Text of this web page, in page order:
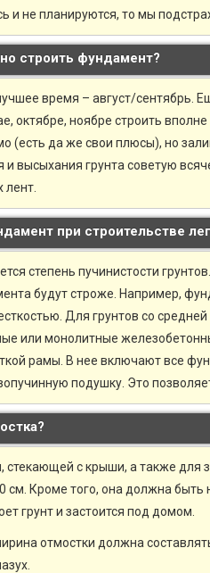
и не планируются, то мы
строить фундамент?
время – август/сентябрь.
октябре, ноябре строить
(есть да же свои плюсы), но
высыхания грунта советую
лент.
при строительстве
степень пучинистости
будут строже. Например,
Для грунтов со
или монолитные
рамы. В нее включают все
подушку. Это
стекающей с крыши, а также для
Кроме того, она должна быть
грунт и застоится под домом.
отмостки должна